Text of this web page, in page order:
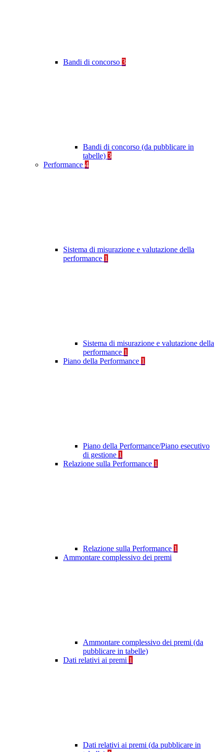
Bandi di concorso 3
Bandi di concorso (da pubblicare in
tabelle) 3
Performance 4
Sistema di misurazione e valutazione della
performance 1
Sistema di misurazione e valutazione della
performance 1
Piano della Performance 1
Piano della Performance/Piano esecutivo
di gestione 1
Relazione sulla Performance 1
Relazione sulla Performance 1
Ammontare complessivo dei premi
Ammontare complessivo dei premi (da
pubblicare in tabelle)
Dati relativi ai premi 1
Dati relativi ai premi (da pubblicare in